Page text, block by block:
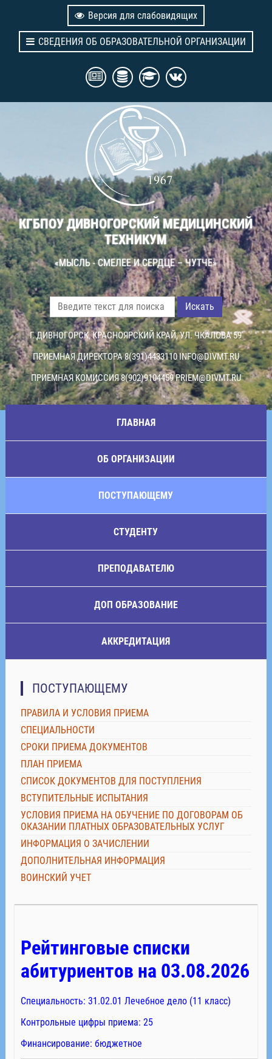
Версия для слабовидящих
СВЕДЕНИЯ ОБ ОБРАЗОВАТЕЛЬНОЙ ОРГАНИЗАЦИИ
КГБПОУ ДИВНОГОРСКИЙ МЕДИЦИНСКИЙ
ТЕХНИКУМ
«МЫСЛЬ - СМЕЛЕЕ И СЕРДЦЕ – ЧУТЧЕ»
Искать
Г. ДИВНОГОРСК, КРАСНОЯРСКИЙ КРАЙ, УЛ. ЧКАЛОВА 59
ПРИЕМНАЯ ДИРЕКТОРА 8(391)4433110INFO@DIVMT.RU
ПРИЕМНАЯ КОМИССИЯ 8(902)9104459PRIEM@DIVMT.RU
ГЛАВНАЯ
ОБ ОРГАНИЗАЦИИ
ПОСТУПАЮЩЕМУ
СТУДЕНТУ
ПРЕПОДАВАТЕЛЮ
ДОП ОБРАЗОВАНИЕ
АККРЕДИТАЦИЯ
ПОСТУПАЮЩЕМУ
ПРАВИЛА И УСЛОВИЯ ПРИЕМА
СПЕЦИАЛЬНОСТИ
СРОКИ ПРИЕМА ДОКУМЕНТОВ
ПЛАН ПРИЕМА
СПИСОК ДОКУМЕНТОВ ДЛЯ ПОСТУПЛЕНИЯ
ВСТУПИТЕЛЬНЫЕ ИСПЫТАНИЯ
УСЛОВИЯ ПРИЕМА НА ОБУЧЕНИЕ ПО ДОГОВОРАМ ОБ
ОКАЗАНИИ ПЛАТНЫХ ОБРАЗОВАТЕЛЬНЫХ УСЛУГ
ИНФОРМАЦИЯ О ЗАЧИСЛЕНИИ
ДОПОЛНИТЕЛЬНАЯ ИНФОРМАЦИЯ
ВОИНСКИЙ УЧЕТ
Рейтинговые списки
абитуриентов на 03.08.2026
Специальность: 31.02.01 Лечебное дело (11 класс)
Контрольные цифры приема: 25
Финансирование: бюджетное